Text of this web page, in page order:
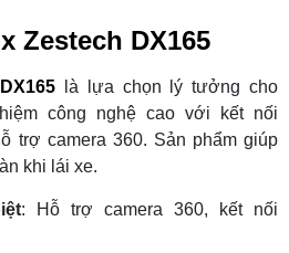
Zestech DX165
là lựa chọn lý tưởng cho
công nghệ cao với kết nối
trợ camera 360. Sản phẩm giúp
khi lái xe.
: Hỗ trợ camera 360, kết nối